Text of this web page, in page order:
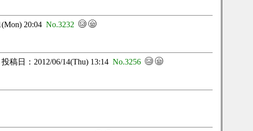
20:04 No.3232
稿日：2012/06/14(Thu) 13:14 No.3256